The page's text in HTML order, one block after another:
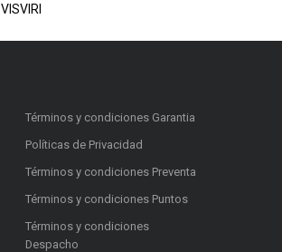
VISVIRI
Términos y condiciones Garantia
Políticas de Privacidad
Términos y condiciones Preventa
Términos y condiciones Puntos
Términos y condiciones
Despacho